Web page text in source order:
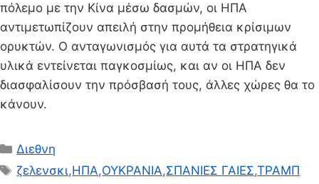
πόλεμο με την Κίνα μέσω δασμών, οι ΗΠΑ
αντιμετωπίζουν απειλή στην προμήθεια κρίσιμων
ορυκτών. Ο ανταγωνισμός για αυτά τα στρατηγικά
υλικά εντείνεται παγκοσμίως, και αν οι ΗΠΑ δεν
διασφαλίσουν την πρόσβασή τους, άλλες χώρες θα το
κάνουν.
Κατηγορίες
Διεθνη
Ετικέτες
ζελενσκι,ΗΠΑ,ΟΥΚΡΑΝΙΑ,ΣΠΑΝΙΕΣ ΓΑΙΕΣ,ΤΡΑΜΠ